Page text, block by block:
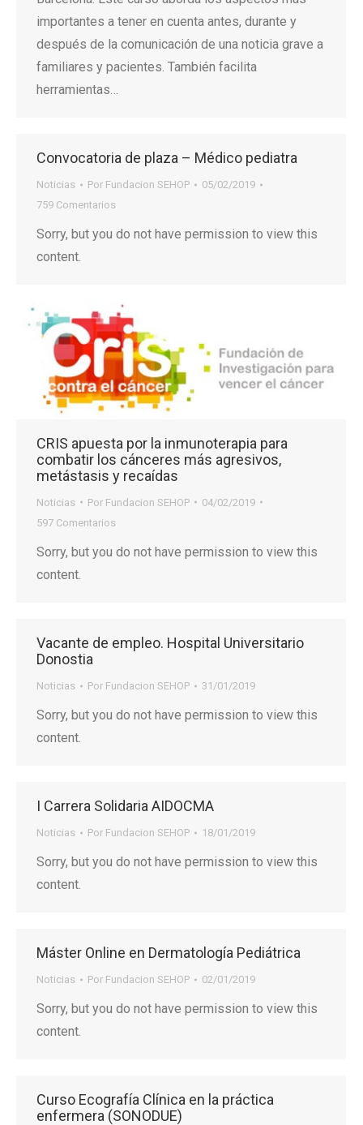
importantes a tener en cuenta antes, durante y
después de la comunicación de una noticia grave a
familiares y pacientes. También facilita
herramientas…
Convocatoria de plaza – Médico pediatra
Noticias Por Fundacion SEHOP
05/02/2019
759 Comentarios
Sorry, but you do not have permission to view this
content.
CRIS apuesta por la inmunoterapia para
combatir los cánceres más agresivos,
metástasis y recaídas
Noticias Por Fundacion SEHOP
04/02/2019
597 Comentarios
Sorry, but you do not have permission to view this
content.
Vacante de empleo. Hospital Universitario
Donostia
Noticias Por Fundacion SEHOP 31/01/2019
Sorry, but you do not have permission to view this
content.
I Carrera Solidaria AIDOCMA
Noticias Por Fundacion SEHOP 18/01/2019
Sorry, but you do not have permission to view this
content.
Máster Online en Dermatología Pediátrica
Noticias Por Fundacion SEHOP 02/01/2019
Sorry, but you do not have permission to view this
content.
Curso Ecografía Clínica en la práctica
enfermera (SONODUE)